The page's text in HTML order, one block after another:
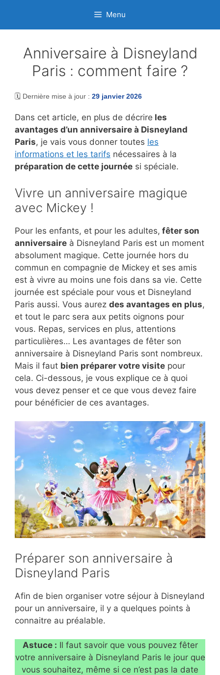
contenu
Menu
Anniversaire à Disneyland
Paris : comment faire ?
🗓️ Dernière mise à jour : 29 janvier 2026
Dans cet article, en plus de décrire les
avantages d’un anniversaire à Disneyland
Paris, je vais vous donner toutes les
informations et les tarifs nécessaires à la
préparation de cette journée si spéciale.
Vivre un anniversaire magique
avec Mickey !
Pour les enfants, et pour les adultes, fêter son
anniversaire à Disneyland Paris est un moment
absolument magique. Cette journée hors du
commun en compagnie de Mickey et ses amis
est à vivre au moins une fois dans sa vie. Cette
journée est spéciale pour vous et Disneyland
Paris aussi. Vous aurez des avantages en plus,
et tout le parc sera aux petits oignons pour
vous. Repas, services en plus, attentions
particulières… Les avantages de fêter son
anniversaire à Disneyland Paris sont nombreux.
Mais il faut bien préparer votre visite pour
cela. Ci-dessous, je vous explique ce à quoi
vous devez penser et ce que vous devez faire
pour bénéficier de ces avantages.
Préparer son anniversaire à
Disneyland Paris
Afin de bien organiser votre séjour à Disneyland
pour un anniversaire, il y a quelques points à
connaitre au préalable.
Astuce : Il faut savoir que vous pouvez fêter
votre anniversaire à Disneyland Paris le jour que
vous souhaitez, même si ce n’est pas la date